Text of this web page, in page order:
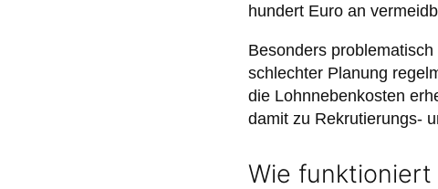
hundert Euro an
Besonders
schlechter Planung
die Lohnnebenkosten
damit zu Rekrutierungs-
Wie